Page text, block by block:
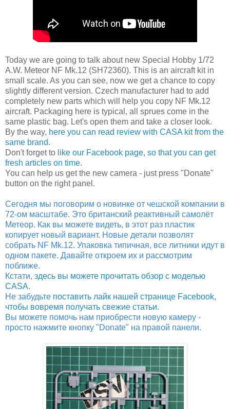
Today we are going to talk about new Special Hobby 1/72
A.W. Meteor NF Mk.12 (SH72360). This is an aircraft kit in
small scale. As you can see, now we get a chance to copy
slightly different version. Czech manufacturer had to add
completely new parts which will help you copy NF Mk.12
aircraft. Packaging here is typical, all sprues come in the
same plastic bag. Let's open them and take a closer look.
By the way, here you can read review with CASA kit from the
same brand.
Don't forget to like our Facebook page, so that you can get
fresh articles on time.
You can help us get the new camera - just press "Donate"
button on the right panel.
Сегодня мы поговорим о новинке от чешской компании в
72-ом масштабе. Это британский реактивный самолёт
Метеор. Как вы можете видеть, в этот раз пластик
копирует новый вариант. Новые детали позволят
собрать NF Mk.12. Упаковка типичная, все литники идут в
одном пакете. Давайте откроем их и рассмотрим
поближе.
Кстати, здесь вы можете прочитать обзор с моделью
CASA.
Не забудьте поставить лайк нашей странице Facebook,
чтобы вовремя получать свежие статьи.
Вы можете помочь нам приобрести новую камеру -
просто нажмите кнопку "Donate" на правой панели.